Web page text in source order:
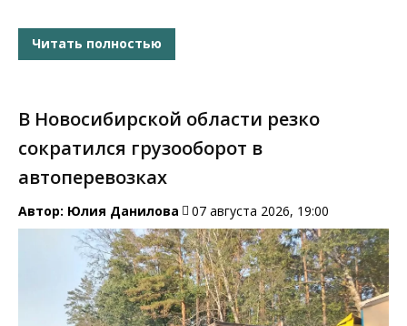
Читать полностью
В Новосибирской области резко
сократился грузооборот в
автоперевозках
Автор: Юлия Данилова 07 августа 2026, 19:00